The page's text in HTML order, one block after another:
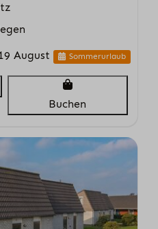
August
Sommerurlaub
Buchen